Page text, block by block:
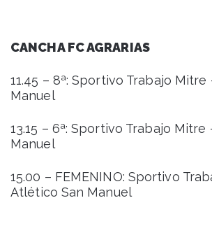
CANCHA FC AGRARIAS
11.45 – 8ª: Sportivo Trabajo
Manuel
13.15 – 6ª: Sportivo Trabajo
Manuel
15.00 – FEMENINO: Sportivo
Atlético San Manuel